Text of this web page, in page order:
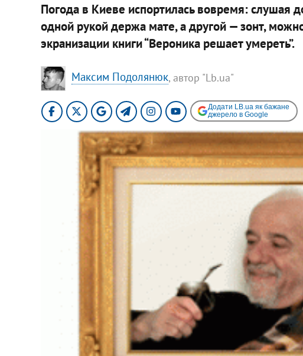
Погода в Киеве испортилась вовремя: слушая
одной рукой держа мате, а другой — зонт,
экранизации книги “Вероника решает умереть”.
Максим Подолянюк, автор "Lb.ua"
Додати LB.ua як бажане
джерело в Google